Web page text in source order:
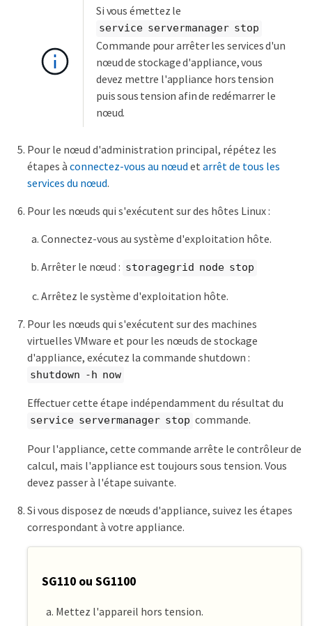
Si vous émettez le
service servermanager stop
Commande pour arrêter les services d'un
nœud de stockage d'appliance, vous
devez mettre l'appliance hors tension
puis sous tension afin de redémarrer le
nœud.
Pour le nœud d'administration principal, répétez les
étapes à connectez-vous au nœud et arrêt de tous les
services du nœud.
Pour les nœuds qui s'exécutent sur des hôtes Linux :
Connectez-vous au système d'exploitation hôte.
Arrêter le nœud : storagegrid node stop
Arrêtez le système d'exploitation hôte.
Pour les nœuds qui s'exécutent sur des machines
virtuelles VMware et pour les nœuds de stockage
d'appliance, exécutez la commande shutdown :
shutdown -h now
Effectuer cette étape indépendamment du résultat du
service servermanager stop commande.
Pour l'appliance, cette commande arrête le contrôleur de
calcul, mais l'appliance est toujours sous tension. Vous
devez passer à l'étape suivante.
Si vous disposez de nœuds d'appliance, suivez les étapes
correspondant à votre appliance.
SG110 ou SG1100
Mettez l'appareil hors tension.